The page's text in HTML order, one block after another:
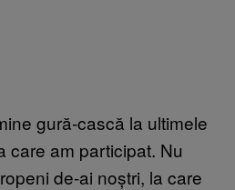
gură-cască la ultimele
care am participat. Nu
de-ai noștri, la care